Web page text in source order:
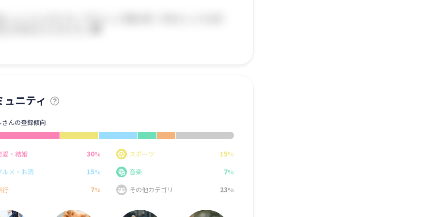
ュニティ
んの登録傾向
愛・結婚 30% スポーツ 15%
ルメ・お酒
15% 音楽 7%
行
7% その他カテゴリ 23%